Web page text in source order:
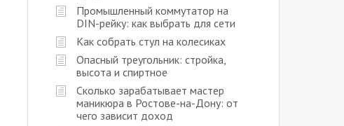
Промышленный коммутатор на
DIN-рейку: как выбрать для сети
Как собрать стул на колесиках
Опасный треугольник: стройка,
высота и спиртное
Сколько зарабатывает мастер
маникюра в Ростове-на-Дону: от
чего зависит доход